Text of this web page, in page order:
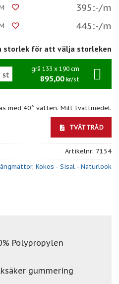
395:-/m
445:-/m
storlek för att välja storleken
st
grå 133 x 190 cm
895,00 kr/st
med 40° vatten. Milt tvättmedel.
TVÄTTRÅD
Artikelnr: 7154
, Kokos - Sisal - Naturlook
Polypropylen
gummering